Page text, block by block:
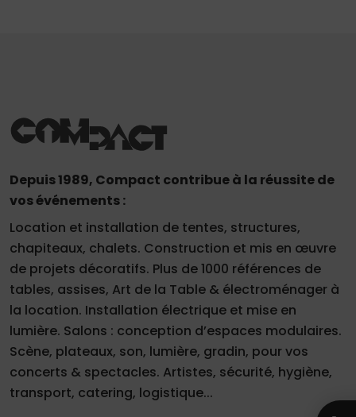
Depuis 1989, Compact contribue à la réussite de
vos événements :
Location et installation de tentes, structures,
chapiteaux, chalets. Construction et mis en œuvre
de projets décoratifs. Plus de 1000 références de
tables, assises, Art de la Table & électroménager à
la location. Installation électrique et mise en
lumière. Salons : conception d’espaces modulaires.
Scène, plateaux, son, lumière, gradin, pour vos
concerts & spectacles. Artistes, sécurité, hygiène,
transport, catering, logistique...